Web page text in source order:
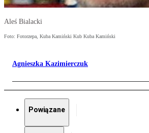
Aleś Bialacki
Foto: Fotorzepa, Kuba Kamiński Kub Kuba Kamiński
Agnieszka Kazimierczuk
Powiązane